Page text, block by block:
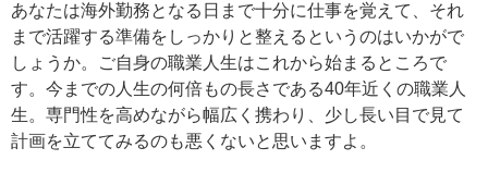
あなたは海外勤務となる日まで十分に仕事を覚えて、それ
まで活躍する準備をしっかりと整えるというのはいかがで
しょうか。ご自身の職業人生はこれから始まるところで
す。今までの人生の何倍もの長さである40年近くの職業人
生。専門性を高めながら幅広く携わり、少し長い目で見て
計画を立ててみるのも悪くないと思いますよ。